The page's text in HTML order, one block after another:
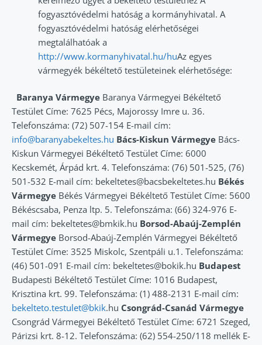
fogyasztóvédelmi hatóság a kormányhivatal. A
fogyasztóvédelmi hatóság elérhetőségei
megtalálhatóak a
http://www.kormanyhivatal.hu/huAz egyes
vármegyék békéltető testületeinek elérhetősége:
Baranya Vármegye Baranya Vármegyei Békéltető
Testület Címe: 7625 Pécs, Majorossy Imre u. 36.
Telefonszáma: (72) 507-154 E-mail cím:
info@baranyabekeltes.hu Bács-Kiskun Vármegye Bács-
Kiskun Vármegyei Békéltető Testület Címe: 6000
Kecskemét, Árpád krt. 4. Telefonszáma: (76) 501-525, (76)
501-532 E-mail cím: bekeltetes@bacsbekeltetes.hu Békés
Vármegye Békés Vármegyei Békéltető Testület Címe: 5600
Békéscsaba, Penza ltp. 5. Telefonszáma: (66) 324-976 E-
mail cím: bekeltetes@bmkik.hu Borsod-Abaúj-Zemplén
Vármegye Borsod-Abaúj-Zemplén Vármegyei Békéltető
Testület Címe: 3525 Miskolc, Szentpáli u.1. Telefonszáma:
(46) 501-091 E-mail cím: bekeltetes@bokik.hu Budapest
Budapesti Békéltető Testület Címe: 1016 Budapest,
Krisztina krt. 99. Telefonszáma: (1) 488-2131 E-mail cím:
bekelteto.testulet@bkik.hu Csongrád-Csanád Vármegye
Csongrád Vármegyei Békéltető Testület Címe: 6721 Szeged,
Párizsi krt. 8-12. Telefonszáma: (62) 554-250/118 mellék E-